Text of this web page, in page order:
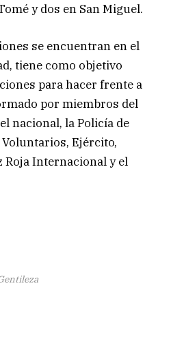
y dos en San Miguel.
se encuentran en el
tiene como objetivo
para hacer frente a
por miembros del
nacional, la Policía de
Ejército,
Roja Internacional y el